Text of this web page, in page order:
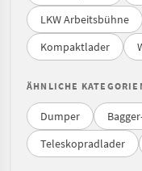
LKW Arbeitsbühne
Kompaktlader
ÄHNLICHE
Dumper
Teleskopradlader